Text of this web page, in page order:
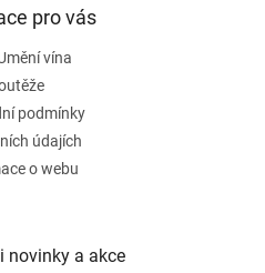
pro vás
vína
podmínky
údajích
o webu
novinky a akce